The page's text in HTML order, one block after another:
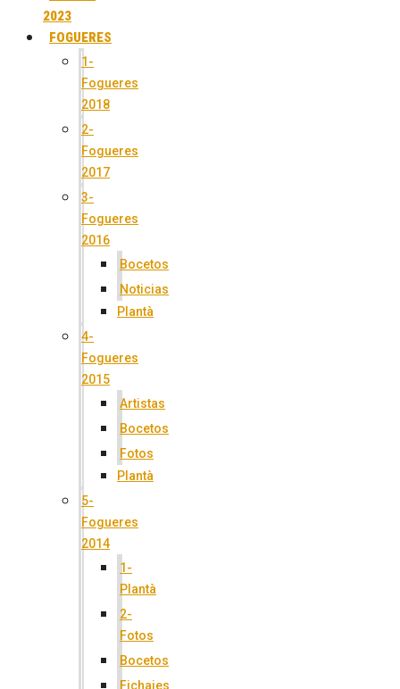
2023
FOGUERES
1-
Fogueres
2018
2-
Fogueres
2017
3-
Fogueres
2016
Bocetos
Noticias
Plantà
4-
Fogueres
2015
Artistas
Bocetos
Fotos
Plantà
5-
Fogueres
2014
1-
Plantà
2-
Fotos
Bocetos
Fichajes